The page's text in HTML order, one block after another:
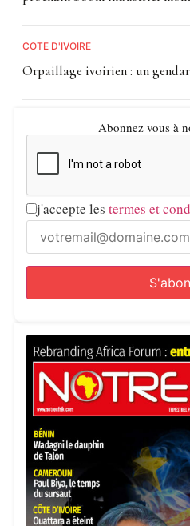
CÔTE D'IVOIRE
Orpaillage ivoirien : un
Abonnez vous à
j'accepte les termes et